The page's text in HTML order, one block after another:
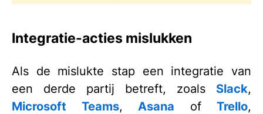
Integratie-acties mislukken
Als de mislukte stap een integratie van
een derde partij betreft, zoals Slack,
Microsoft Teams, Asana of Trello,